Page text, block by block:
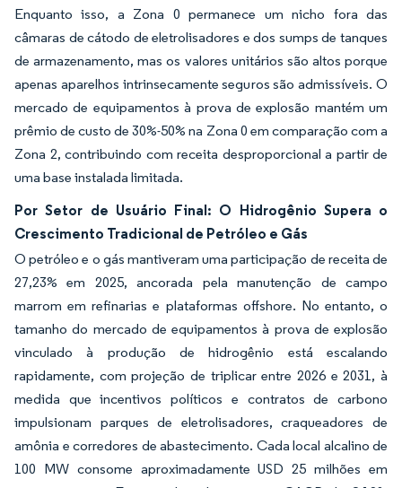
Enquanto isso, a Zona 0 permanece um nicho fora das
câmaras de cátodo de eletrolisadores e dos sumps de tanques
de armazenamento, mas os valores unitários são altos porque
apenas aparelhos intrinsecamente seguros são admissíveis. O
mercado de equipamentos à prova de explosão mantém um
prêmio de custo de 30%-50% na Zona 0 em comparação com a
Zona 2, contribuindo com receita desproporcional a partir de
uma base instalada limitada.
Por Setor de Usuário Final: O Hidrogênio Supera o
Crescimento Tradicional de Petróleo e Gás
O petróleo e o gás mantiveram uma participação de receita de
27,23% em 2025, ancorada pela manutenção de campo
marrom em refinarias e plataformas offshore. No entanto, o
tamanho do mercado de equipamentos à prova de explosão
vinculado à produção de hidrogênio está escalando
rapidamente, com projeção de triplicar entre 2026 e 2031, à
medida que incentivos políticos e contratos de carbono
impulsionam parques de eletrolisadores, craqueadores de
amônia e corredores de abastecimento. Cada local alcalino de
100 MW consome aproximadamente USD 25 milhões em